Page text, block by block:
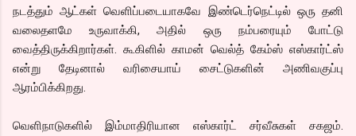
நடத்தும் ஆட்கள் வெளிப்படையாகவே இண்டெர்நெட்டில் ஒரு தனி
வலைதளமே உருவாக்கி, அதில் ஒரு நம்பரையும் போட்டு
வைத்திருக்கிறார்கள். கூகிளில் காமன் வெல்த் கேம்ஸ் எஸ்கார்ட்ஸ்
என்று தேடினால் வரிசையாய் சைட்டுகளின் அணிவகுப்பு
ஆரம்பிக்கிறது.
வெளிநாடுகளில் இம்மாதிரியான எஸ்கார்ட் சர்வீசுகள் சகஜம்.